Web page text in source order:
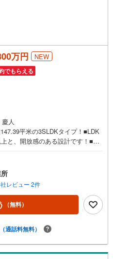
万円 NEW
でもらえる
人
平米の3SLDKタイプ！■LDK
と、開放感のある設計です！■寝
ため、日を遮るものがございませ
砧公園」、「祖師谷公園」など、
！■駐車場は屋根付きの車庫スペ
レビュー 2件
（無料）
（通話料無料）